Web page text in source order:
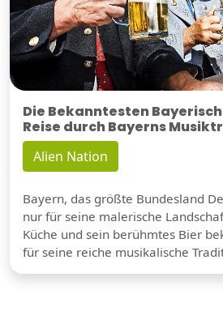
Die Bekanntesten
Reise durch Bayerns
Alien Nation
Bayern, das größte Bundesland
nur für seine malerische
Küche und sein berühmtes Bier
für seine reiche musikalische